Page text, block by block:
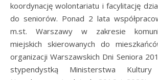
koordynację wolontariatu i facylitację
do seniorów. Ponad 2 lata
m.st. Warszawy w zakresie
miejskich skierowanych do
organizacji Warszawskich Dni Seniora
stypendystką Ministerstwa